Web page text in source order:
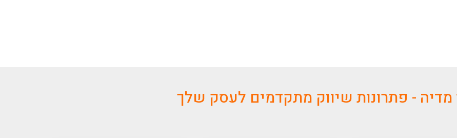
מדיה - פתרונות שיווק מתקדמים לעסק שלך